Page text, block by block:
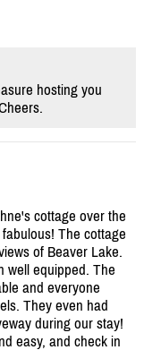
hosting you
cottage over the
The cottage
of Beaver Lake.
well equipped. The
and everyone
They even had
during our stay!
easy, and check in